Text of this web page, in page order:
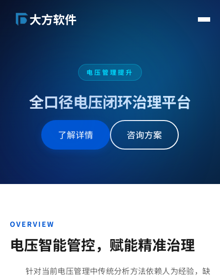
大方软件
解决方案
关于我们
联系我们
电压管理提升
全口径电压闭环治理平台
了解详情 咨询方案
OVERVIEW
电压智能管控，赋能精准治理
针对当前电压管理中传统分析方法依赖人为经验，缺